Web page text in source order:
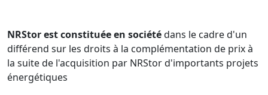
réactivité, son jugement et son engagement à obtenir
des résultats conformes à leurs objectifs.
Dans le cadre de son travail bénévole, Jason a agi à titre
d’avocat superviseur pour la clinique de protection des
NRStor est constituée en sociétédans le cadre d'un
différend sur les droits à la complémentation de prix à
la suite de l'acquisition par NRStor d'importants projets
énergétiques